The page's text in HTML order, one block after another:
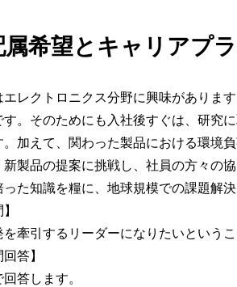
希望とキャリアプ
エレクトロニクス分野に興味がありま
す。そのためにも入社後すぐは、研究
。加えて、関わった製品における環境
新製品の提案に挑戦し、社員の方々の
った知識を糧に、地球規模での課題解
を牽引するリーダーになりたいという
答】
答します。